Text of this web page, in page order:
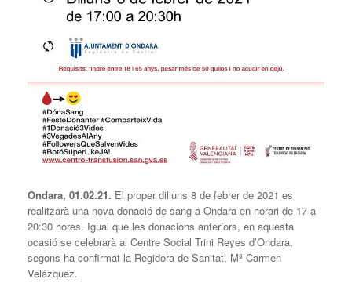
Ondara, 01.02.21. El proper dilluns 8 de febrer de 2021 es
realitzarà una nova donació de sang a Ondara en horari de 17 a
20:30 hores. Igual que les donacions anteriors, en aquesta
ocasió se celebrarà al Centre Social Trini Reyes d’Ondara,
segons ha confirmat la Regidora de Sanitat, Mª Carmen
Velázquez.